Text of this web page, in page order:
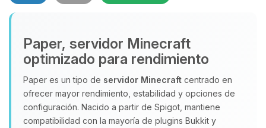
Paper, servidor Minecraft
optimizado para rendimiento
Paper es un tipo de servidor Minecraft centrado en
ofrecer mayor rendimiento, estabilidad y opciones de
configuración. Nacido a partir de Spigot, mantiene
compatibilidad con la mayoría de plugins Bukkit y
Yupi, por fin alguien con quien
hablar! Soy Choupy, tu pequeno